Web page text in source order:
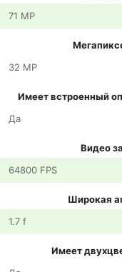
71 MP
32 MP
Имеет встроенный
Да
Видео
64800 FPS
Широкая
1.7 f
Имеет